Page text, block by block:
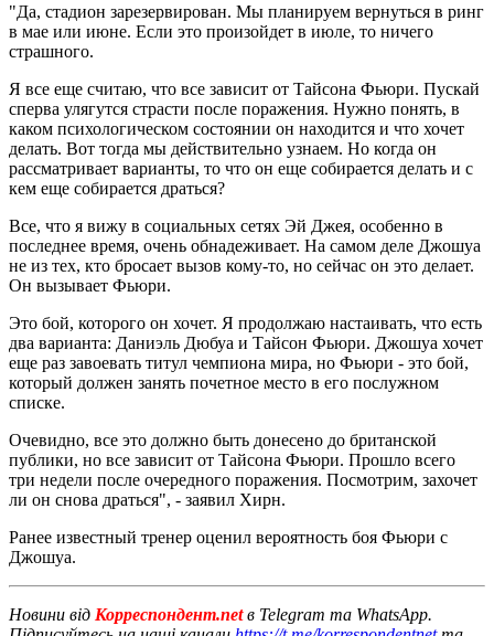
"Да, стадион зарезервирован. Мы планируем вернуться в ринг
в мае или июне. Если это произойдет в июле, то ничего
страшного.
Я все еще считаю, что все зависит от Тайсона Фьюри. Пускай
сперва улягутся страсти после поражения. Нужно понять, в
каком психологическом состоянии он находится и что хочет
делать. Вот тогда мы действительно узнаем. Но когда он
рассматривает варианты, то что он еще собирается делать и с
кем еще собирается драться?
Все, что я вижу в социальных сетях Эй Джея, особенно в
последнее время, очень обнадеживает. На самом деле Джошуа
не из тех, кто бросает вызов кому-то, но сейчас он это делает.
Он вызывает Фьюри.
Это бой, которого он хочет. Я продолжаю настаивать, что есть
два варианта: Даниэль Дюбуа и Тайсон Фьюри. Джошуа хочет
еще раз завоевать титул чемпиона мира, но Фьюри - это бой,
который должен занять почетное место в его послужном
списке.
Очевидно, все это должно быть донесено до британской
публики, но все зависит от Тайсона Фьюри. Прошло всего
три недели после очередного поражения. Посмотрим, захочет
ли он снова драться", - заявил Хирн.
Ранее известный тренер оценил вероятность боя Фьюри с
Джошуа.
Новини від Корреспондент.netв Telegram та WhatsApp.